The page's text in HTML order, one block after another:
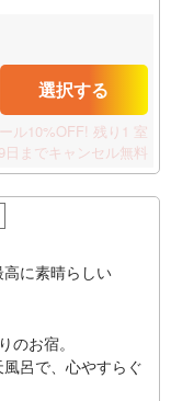
選択する
ル10%OFF! 残り1 室
日までキャンセル無料
に素晴らしい
お宿。
呂で、心やすらぐ